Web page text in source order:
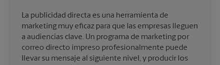
La publicidad directa es una herramienta de
marketing muy eficaz para que las empresas lleguen
a audiencias clave. Un programa de marketing por
correo directo impreso profesionalmente puede
llevar su mensaje al siguiente nivel, y producir los